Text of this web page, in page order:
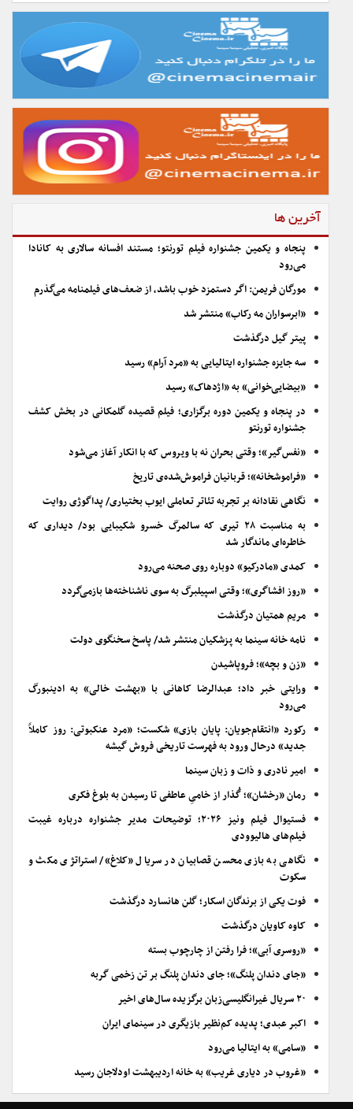
آخرین ها
پنجاه و یکمین جشنواره فیلم تورنتو؛ مستند افسانه سالاری به کانادا
می‌رود
مورگان فریمن: اگر دستمزد خوب باشد، از ضعف‌های فیلمنامه می‌گذرم
«ابرسواران مه رکاب» منتشر شد
پیتر گیل درگذشت
سه جایزه جشنواره ایتالیایی به «مرد آرام» رسید
«بیضایی‌خوانی» به «اژدهاک» رسید
در پنجاه و یکمین دوره برگزاری؛ فیلم قصیده گلمکانی در بخش کشف
جشنواره تورنتو
«نفس‌گیر»؛ وقتی بحران نه با ویروس که با انکار آغاز می‌شود
«فراموشخانه»؛ قربانیان فراموش‌شده‌ی تاریخ
نگاهی نقادانه بر تجربه تئاتر تعاملی ایوب بختیاری/ پداگوژی روایت
به مناسبت ۲۸ تیری که سالمرگ خسرو شکیبایی بود/ دیداری که
خاطره‌ای ماندگار شد
کمدی «مادرکیو» دوباره روی صحنه می‌رود
«روز افشاگری»؛ وقتی اسپیلبرگ به سوی ناشناخته‌ها بازمی‌گردد
مریم همتیان درگذشت
نامه خانه سینما به پزشکیان منتشر شد/ پاسخ سخنگوی دولت
«زن و بچه»؛ فروپاشیدن
ورایتی خبر داد؛ عبدالرضا کاهانی با «بهشت خالی» به ادینبورگ
می‌رود
رکورد «انتقام‌جویان: پایان بازی» شکست؛ «مرد عنکبوتی: روز کاملاً
جدید» درحال ورود به فهرست تاریخی فروش گیشه
امیر نادری و ذات و زبان سینما
رمان «رخشان»؛ گُذار از خامیِ عاطفی تا رسیدن به بلوغ فکری
فستیوال فیلم ونیز ۲۰۲۶؛ توضیحات مدیر جشنواره درباره غیبت
فیلم‌های هالیوودی
نگاهی به بازی محسن قصابیان در سریال «کلاغ»/ استراتژی مکث و
سکوت
فوت یکی از برندگان اسکار؛ گلن هانسارد درگذشت
کاوه کاویان درگذشت
«روسری آبی»؛ فرا رفتن از چارچوب بسته
«جای دندان پلنگ»؛ جای دندان پلنگ بر تن زخمی گربه
۲۰ سریال غیرانگلیسی‌زبان برگزیده سال‌های اخیر
اکبر عبدی؛ پدیده کم‌نظیر بازیگری در سینمای ایران
«سامی» به ایتالیا می‌رود
«غروب در دیاری غریب» به خانه اردیبهشت اودلاجان رسید